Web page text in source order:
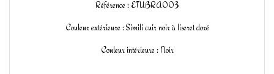
Référence : ETUBRA003
Couleur extérieure : Simili cuir noir à liseret doré
Couleur intérieure : Noir